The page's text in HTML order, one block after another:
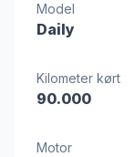
Model
Daily
Kilometer kørt
90.000
Motor